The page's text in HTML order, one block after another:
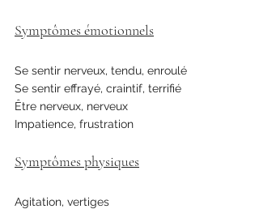
Symptômes émotionnels
Se sentir nerveux, tendu, enroulé
Se sentir effrayé, craintif, terrifié
Être nerveux, nerveux
Impatience, frustration
Symptômes physiques
Agitation, vertiges